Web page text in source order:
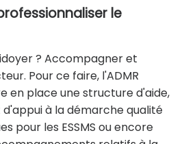
le
? Accompagner et
Pour ce faire, l'ADMR
en place une structure d'aide,
à la démarche qualité
pour les ESSMS ou encore